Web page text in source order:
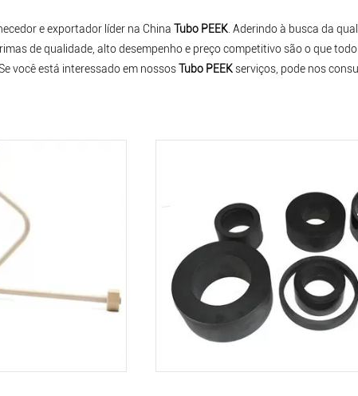
e exportador líder na China Tubo PEEK . Aderindo à busca da
de qualidade, alto desempenho e preço competitivo são o que
você está interessado em nossosTubo PEEK serviços, pode nos